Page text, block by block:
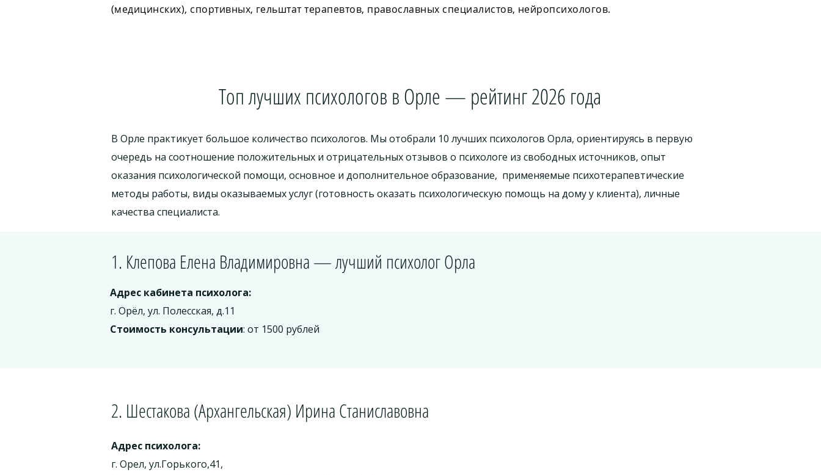
(медицинских), спортивных, гельштат терапевтов, православных специалистов, нейропсихологов.
Топ лучших психологов в Орле — рейтинг 2026 года
В Орле практикует большое количество психологов. Мы отобрали 10 лучших психологов Орла, ориентируясь в первую
очередь на соотношение положительных и отрицательных отзывов о психологе из свободных источников, опыт
оказания психологической помощи, основное и дополнительное образование, применяемые психотерапевтические
методы работы, виды оказываемых услуг (готовность оказать психологическую помощь на дому у клиента), личные
качества специалиста.
1. Клепова Елена Владимировна — лучший психолог Орла
Адрес кабинета психолога:
г. Орёл, ул. Полесская, д.11
Стоимость консультации: от 1500 рублей
2. Шестакова (Архангельская) Ирина Станиславовна
Адрес психолога:
г. Орел, ул.Горького,41,